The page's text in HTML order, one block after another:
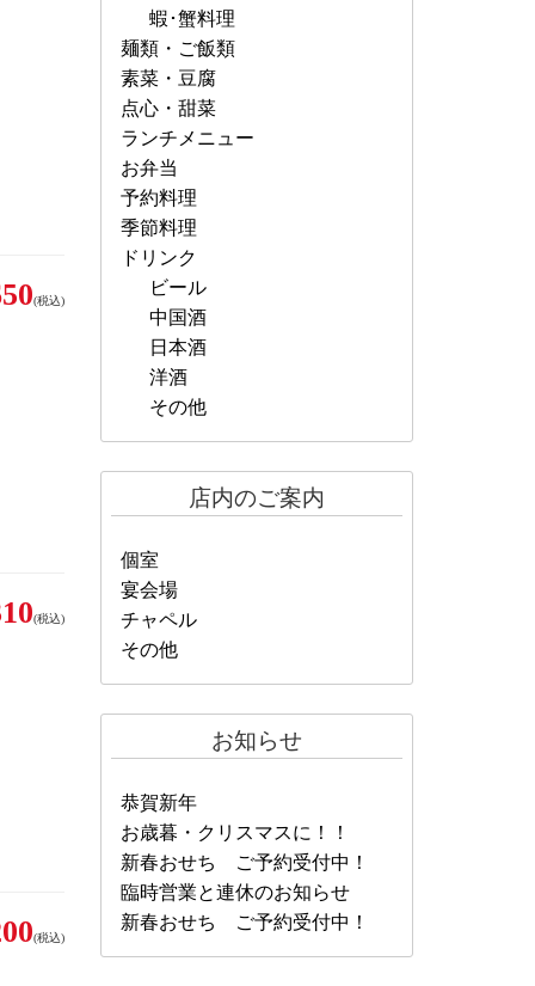
(税込)
(税込)
(税込)
蝦･蟹料理
麺類・ご飯類
素菜・豆腐
点心・甜菜
ランチメニュー
お弁当
予約料理
季節料理
ドリンク
ビール
中国酒
日本酒
洋酒
その他
店内のご案内
個室
宴会場
チャペル
その他
お知らせ
恭賀新年
お歳暮・クリスマスに！！
新春おせち ご予約受付中！
臨時営業と連休のお知らせ
新春おせち ご予約受付中！